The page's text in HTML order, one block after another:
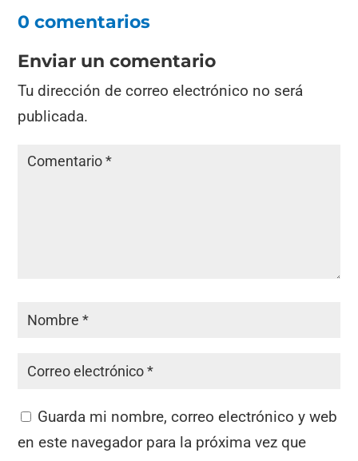
0 comentarios
Enviar un comentario
Tu dirección de correo electrónico no será
publicada.
Guarda mi nombre, correo electrónico y web
en este navegador para la próxima vez que